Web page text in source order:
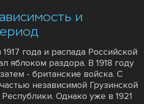
и
года и распада Российской
яблоком раздора. В 1918 году
- британские войска. С
независимой Грузинской
Однако уже в 1921